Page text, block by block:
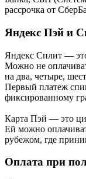
рассрочка от
Яндекс Пэй и
Яндекс Cплит —
Можно не
на два, четыре,
Первый платеж
фиксированному
Карта Пэй — это
Ей можно
рубежом, где
Оплата при